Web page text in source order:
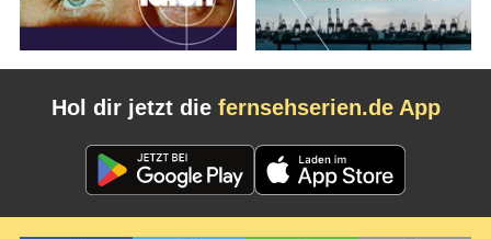
Hol dir jetzt die fernsehserien.de App